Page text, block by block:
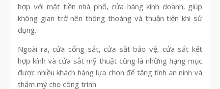
hợp với mặt tiền nhà phố, cửa hàng kinh doanh, giúp
không gian trở nên thông thoáng và thuận tiện khi sử
dụng.
Ngoài ra, cửa cổng sắt, cửa sắt bảo vệ, cửa sắt kết
hợp kính và cửa sắt mỹ thuật cũng là những hạng mục
được nhiều khách hàng lựa chọn để tăng tính an ninh và
thẩm mỹ cho công trình.